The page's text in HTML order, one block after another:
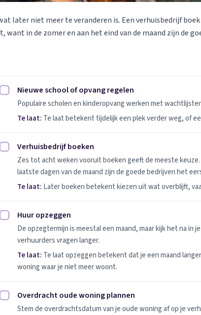
later niet meer te veranderen is. Een verhuisbedrijf
in de zomer en aan het eind van de maand zijn de
Nieuwe school of opvang regelen afvinken
Nieuwe school of opvang regelen
Populaire scholen en kinderopvang werken met
Te laat: Te laat betekent tijdelijk een plek verder weg, of
Verhuisbedrijf boeken afvinken
Verhuisbedrijf boeken
Zes tot acht weken vooruit boeken geeft de meeste
laatste dagen van de maand zijn de goede bedrijven het
Te laat: Later boeken betekent kiezen uit wat overblijft,
Huur opzeggen afvinken
Huur opzeggen
De opzegtermijn is meestal een maand, maar kijk het na in
verhuurders vragen langer.
Te laat: Te laat opzeggen betekent dat je een maand
woning waar je niet meer woont.
Overdracht oude woning plannen afvinken
Overdracht oude woning plannen
Stem de overdrachtsdatum van je oude woning af op je